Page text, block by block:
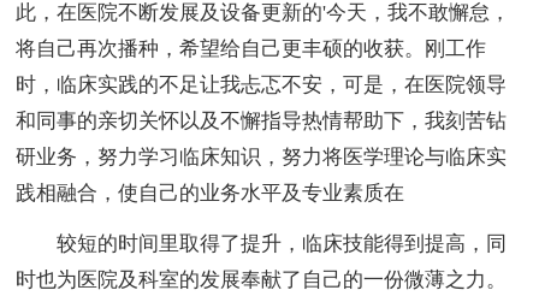
此，在医院不断发展及设备更新的'今天，我不敢懈怠，
将自己再次播种，希望给自己更丰硕的收获。刚工作
时，临床实践的不足让我忐忑不安，可是，在医院领导
和同事的亲切关怀以及不懈指导热情帮助下，我刻苦钻
研业务，努力学习临床知识，努力将医学理论与临床实
践相融合，使自己的业务水平及专业素质在
较短的时间里取得了提升，临床技能得到提高，同
时也为医院及科室的发展奉献了自己的一份微薄之力。